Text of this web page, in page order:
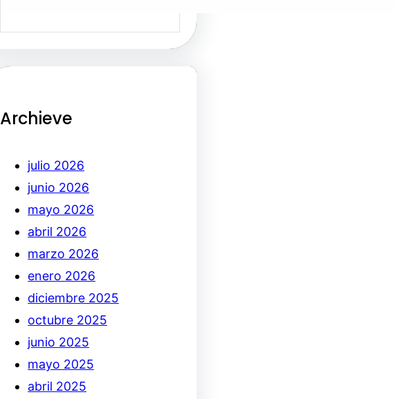
Archieve
julio 2026
junio 2026
mayo 2026
abril 2026
marzo 2026
enero 2026
diciembre 2025
octubre 2025
junio 2025
mayo 2025
abril 2025